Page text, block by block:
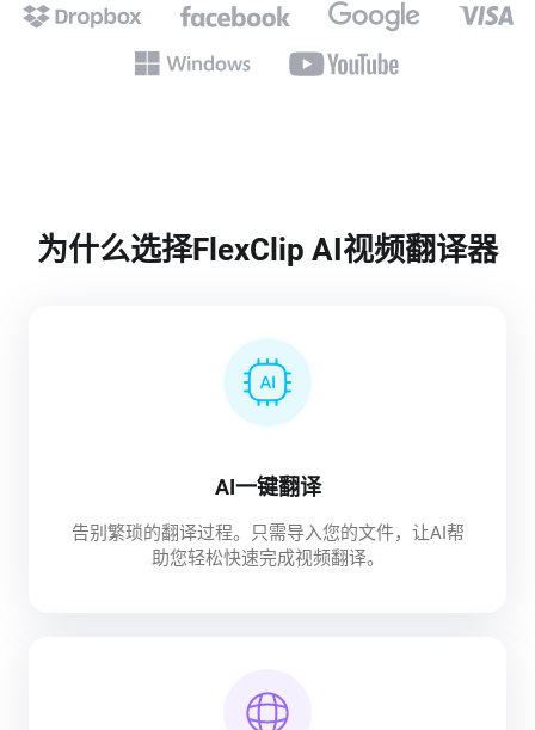
为什么选择FlexClip AI视频翻译器
AI一键翻译
告别繁琐的翻译过程。只需导入您的文件，让AI帮
助您轻松快速完成视频翻译。